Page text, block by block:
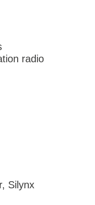
radio
Silynx